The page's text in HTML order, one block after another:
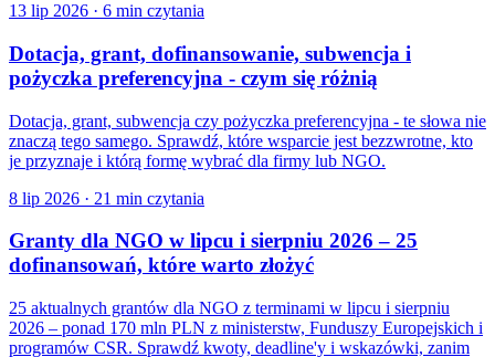
13 lip 2026 · 6 min czytania
Dotacja, grant, dofinansowanie, subwencja i
pożyczka preferencyjna - czym się różnią
Dotacja, grant, subwencja czy pożyczka preferencyjna - te słowa nie
znaczą tego samego. Sprawdź, które wsparcie jest bezzwrotne, kto
je przyznaje i którą formę wybrać dla firmy lub NGO.
8 lip 2026 · 21 min czytania
Granty dla NGO w lipcu i sierpniu 2026 – 25
dofinansowań, które warto złożyć
25 aktualnych grantów dla NGO z terminami w lipcu i sierpniu
2026 – ponad 170 mln PLN z ministerstw, Funduszy Europejskich i
programów CSR. Sprawdź kwoty, deadline'y i wskazówki, zanim